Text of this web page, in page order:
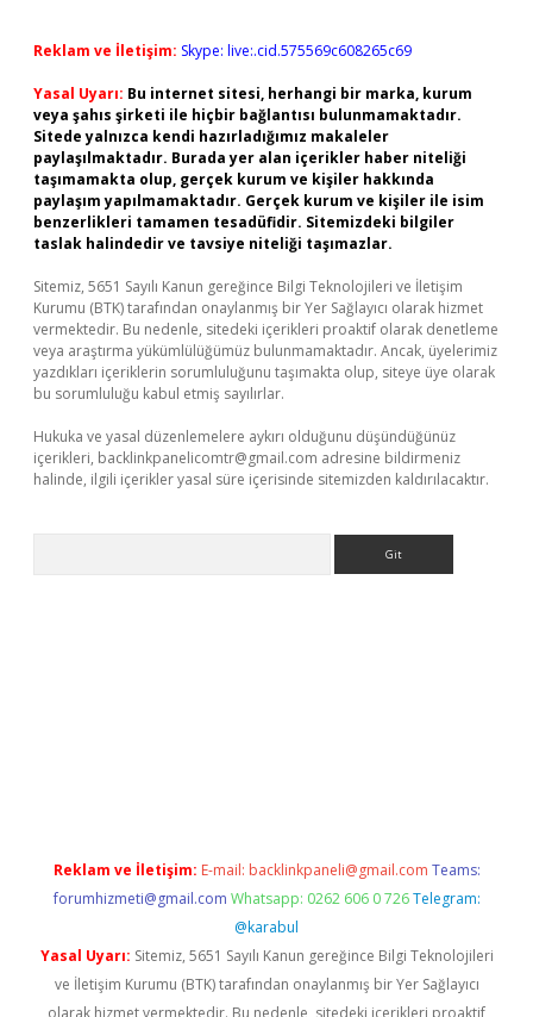
Reklam ve İletişim: Skype: live:.cid.575569c608265c69
Yasal Uyarı: Bu internet sitesi, herhangi bir marka, kurum
veya şahıs şirketi ile hiçbir bağlantısı bulunmamaktadır.
Sitede yalnızca kendi hazırladığımız makaleler
paylaşılmaktadır. Burada yer alan içerikler haber niteliği
taşımamakta olup, gerçek kurum ve kişiler hakkında
paylaşım yapılmamaktadır. Gerçek kurum ve kişiler ile isim
benzerlikleri tamamen tesadüfidir. Sitemizdeki bilgiler
taslak halindedir ve tavsiye niteliği taşımazlar.
Sitemiz, 5651 Sayılı Kanun gereğince Bilgi Teknolojileri ve İletişim
Kurumu (BTK) tarafından onaylanmış bir Yer Sağlayıcı olarak hizmet
vermektedir. Bu nedenle, sitedeki içerikleri proaktif olarak denetleme
veya araştırma yükümlülüğümüz bulunmamaktadır. Ancak, üyelerimiz
yazdıkları içeriklerin sorumluluğunu taşımakta olup, siteye üye olarak
bu sorumluluğu kabul etmiş sayılırlar.
Hukuka ve yasal düzenlemelere aykırı olduğunu düşündüğünüz
içerikleri, backlinkpanelicomtr@gmail.com adresine bildirmeniz
halinde, ilgili içerikler yasal süre içerisinde sitemizden kaldırılacaktır.
Reklam ve İletişim: E-mail: backlinkpaneli@gmail.com Teams:
forumhizmeti@gmail.com Whatsapp: 0262 606 0 726 Telegram:
@karabul
Yasal Uyarı: Sitemiz, 5651 Sayılı Kanun gereğince Bilgi Teknolojileri
ve İletişim Kurumu (BTK) tarafından onaylanmış bir Yer Sağlayıcı
olarak hizmet vermektedir. Bu nedenle, sitedeki içerikleri proaktif